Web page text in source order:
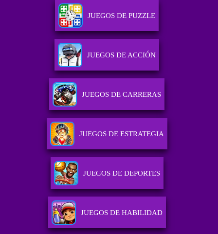
JUEGOS DE PUZZLE
JUEGOS DE ACCIÓN
JUEGOS DE CARRERAS
JUEGOS DE ESTRATEGIA
JUEGOS DE DEPORTES
JUEGOS DE HABILIDAD